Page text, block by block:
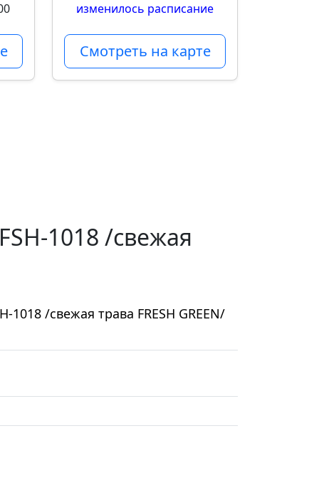
изменилось расписание
Смотреть на карте
1018 /свежая
/свежая трава FRESH GREEN/